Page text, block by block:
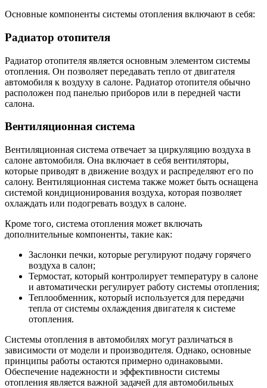
Основные компоненты системы отопления включают в себя:
Радиатор отопителя
Радиатор отопителя является основным элементом системы
отопления. Он позволяет передавать тепло от двигателя
автомобиля к воздуху в салоне. Радиатор отопителя обычно
расположен под панелью приборов или в передней части
салона.
Вентиляционная система
Вентиляционная система отвечает за циркуляцию воздуха в
салоне автомобиля. Она включает в себя вентиляторы,
которые приводят в движение воздух и распределяют его по
салону. Вентиляционная система также может быть оснащена
системой кондиционирования воздуха, которая позволяет
охлаждать или подогревать воздух в салоне.
Кроме того, система отопления может включать
дополнительные компоненты, такие как:
Заслонки печки, которые регулируют подачу горячего
воздуха в салон;
Термостат, который контролирует температуру в салоне
и автоматически регулирует работу системы отопления;
Теплообменник, который используется для передачи
тепла от системы охлаждения двигателя к системе
отопления.
Системы отопления в автомобилях могут различаться в
зависимости от модели и производителя. Однако, основные
принципы работы остаются примерно одинаковыми.
Обеспечение надежности и эффективности системы
отопления является важной задачей для автомобильных